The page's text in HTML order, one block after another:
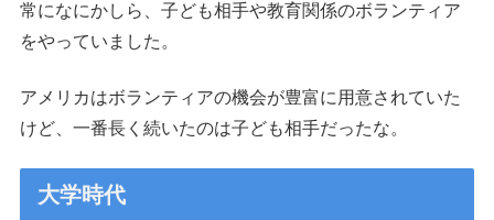
常になにかしら、子ども相手や教育関係のボランティア
をやっていました。
アメリカはボランティアの機会が豊富に用意されていた
けど、一番長く続いたのは子ども相手だったな。
大学時代